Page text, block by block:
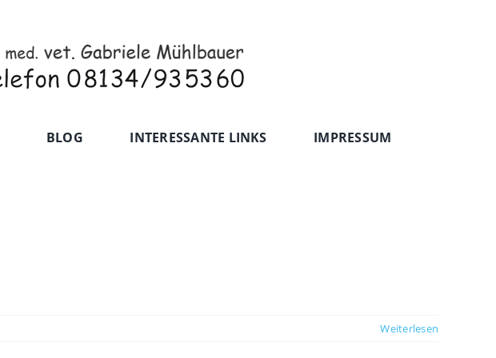
BLOG INTERESSANTE LINKS IMPRESSUM
Weiterlesen